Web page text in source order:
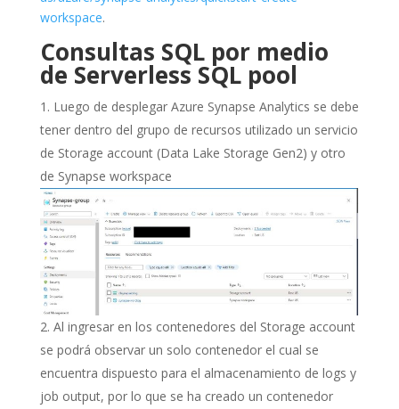
workspace.
Consultas SQL por medio
de Serverless SQL pool
Luego de desplegar Azure Synapse Analytics se debe
tener dentro del grupo de recursos utilizado un servicio
de Storage account (Data Lake Storage Gen2) y otro
de Synapse workspace
Al ingresar en los contenedores del Storage account
se podrá observar un solo contenedor el cual se
encuentra dispuesto para el almacenamiento de logs y
job output, por lo que se ha creado un contenedor